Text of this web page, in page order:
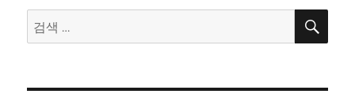
검
색:
검